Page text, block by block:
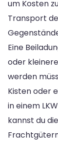
um Kosten
Transport
Eine
oder
werden
Kisten oder
in einem
kannst du